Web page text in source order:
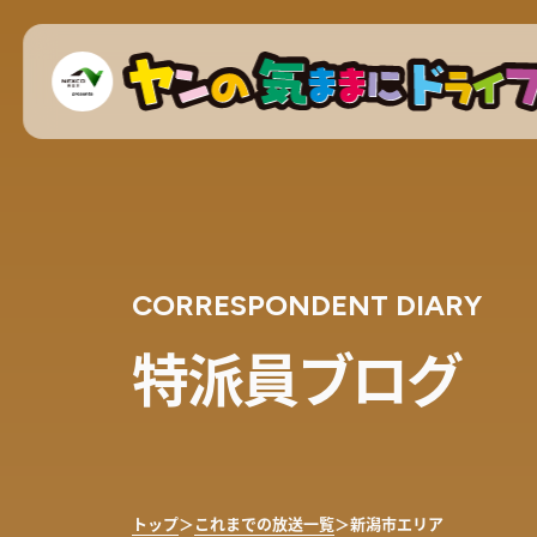
CORRESPONDENT DIARY
特派員ブログ
トップ＞これまでの放送一覧＞新潟市エリア